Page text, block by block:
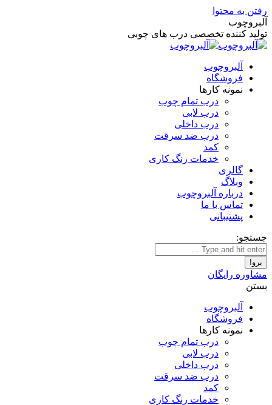
رفتن به محتوا
آلبروچوب
تولید کننده تخصصی درب های چوبی
آلبروچوب
فروشگاه
نمونه کارها
درب تمام چوب
درب لابی
درب داخلی
درب ضد سرقت
کمد
خدمات رنگ کاری
گالری
وبلاگ
درباره آلبروچوب
تماس با ما
پشتیبانی
جستجو:
مشاوره رایگان
بستن
آلبروچوب
فروشگاه
نمونه کارها
درب تمام چوب
درب لابی
درب داخلی
درب ضد سرقت
کمد
خدمات رنگ کاری